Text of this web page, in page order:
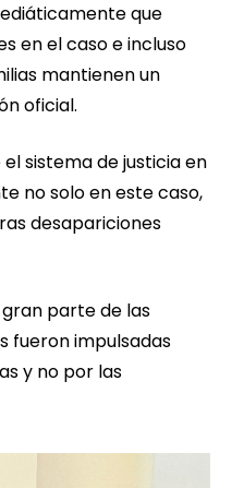
que
en el caso e incluso
mantienen un
oficial.
sistema de justicia en
no solo en este caso,
desapariciones
parte de las
fueron impulsadas
y no por las